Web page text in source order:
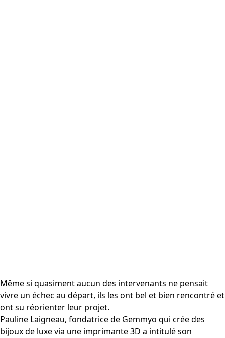
Même si quasiment aucun des intervenants ne pensait
vivre un échec au départ, ils les ont bel et bien rencontré et
ont su réorienter leur projet.
Pauline Laigneau, fondatrice de Gemmyo qui crée des
bijoux de luxe via une imprimante 3D a intitulé son